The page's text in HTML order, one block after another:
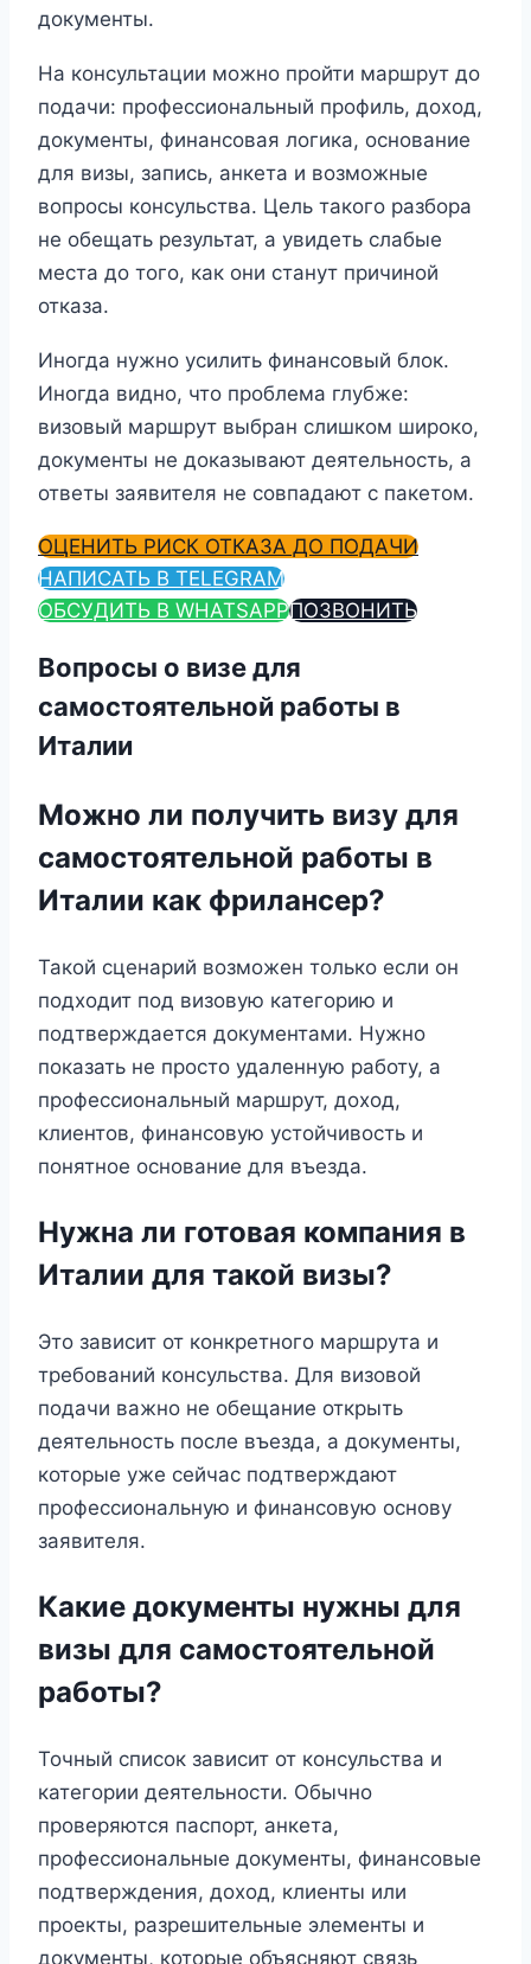
документы.
На консультации можно пройти маршрут до
подачи: профессиональный профиль, доход,
документы, финансовая логика, основание
для визы, запись, анкета и возможные
вопросы консульства. Цель такого разбора
не обещать результат, а увидеть слабые
места до того, как они станут причиной
отказа.
Иногда нужно усилить финансовый блок.
Иногда видно, что проблема глубже:
визовый маршрут выбран слишком широко,
документы не доказывают деятельность, а
ответы заявителя не совпадают с пакетом.
ОЦЕНИТЬ РИСК ОТКАЗА ДО ПОДАЧИ
НАПИСАТЬ В TELEGRAM
ОБСУДИТЬ В WHATSAPPПОЗВОНИТЬ
Вопросы о визе для
самостоятельной работы в
Италии
Можно ли получить визу для
самостоятельной работы в
Италии как фрилансер?
Такой сценарий возможен только если он
подходит под визовую категорию и
подтверждается документами. Нужно
показать не просто удаленную работу, а
профессиональный маршрут, доход,
клиентов, финансовую устойчивость и
понятное основание для въезда.
Нужна ли готовая компания в
Италии для такой визы?
Это зависит от конкретного маршрута и
требований консульства. Для визовой
подачи важно не обещание открыть
деятельность после въезда, а документы,
которые уже сейчас подтверждают
профессиональную и финансовую основу
заявителя.
Какие документы нужны для
визы для самостоятельной
работы?
Точный список зависит от консульства и
категории деятельности. Обычно
проверяются паспорт, анкета,
профессиональные документы, финансовые
подтверждения, доход, клиенты или
проекты, разрешительные элементы и
документы, которые объясняют связь